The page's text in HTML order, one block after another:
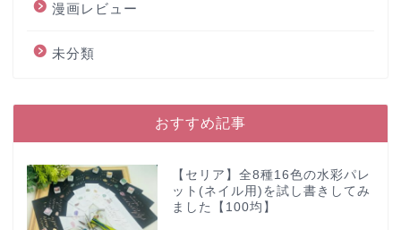
漫画レビュー
未分類
おすすめ記事
【セリア】全8種16色の水彩パレ
ット(ネイル用)を試し書きしてみ
ました【100均】